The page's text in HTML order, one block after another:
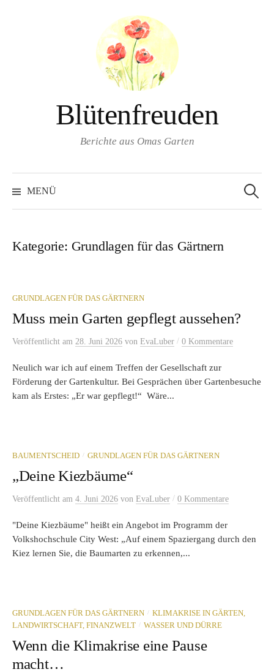
Blütenfreuden
Berichte aus Omas Garten
MENÜ
nach:
Kategorie: Grundlagen für das Gärtnern
GRUNDLAGEN FÜR DAS GÄRTNERN
Muss mein Garten gepflegt aussehen?
Veröffentlicht am 28. Juni 2026 von EvaLuber / 0 Kommentare
Neulich war ich auf einem Treffen der Gesellschaft zur
Förderung der Gartenkultur. Bei Gesprächen über Gartenbesuche
kam als Erstes: „Er war gepflegt!“ Wäre...
BAUMENTSCHEID / GRUNDLAGEN FÜR DAS GÄRTNERN
„Deine Kiezbäume“
Veröffentlicht am 4. Juni 2026 von EvaLuber / 0 Kommentare
"Deine Kiezbäume" heißt ein Angebot im Programm der
Volkshochschule City West: „Auf einem Spaziergang durch den
Kiez lernen Sie, die Baumarten zu erkennen,...
GRUNDLAGEN FÜR DAS GÄRTNERN / KLIMAKRISE IN GÄRTEN,
LANDWIRTSCHAFT, FINANZWELT / WASSER UND DÜRRE
Wenn die Klimakrise eine Pause
macht…